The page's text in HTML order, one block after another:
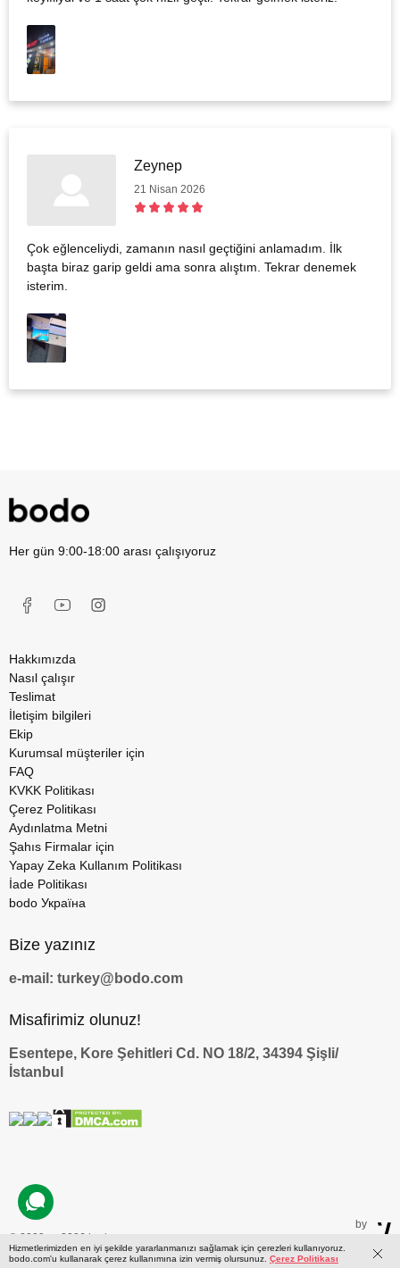
Zeynep
21 Nisan 2026
Çok eğlenceliydi, zamanın nasıl geçtiğini anlamadım. İlk
başta biraz garip geldi ama sonra alıştım. Tekrar denemek
isterim.
Her gün 9:00-18:00 arası çalışıyoruz
Hakkımızda
Nasıl çalışır
Teslimat
İletişim bilgileri
Ekip
Kurumsal müşteriler için
FAQ
KVKK Politikası
Çerez Politikası
Aydınlatma Metni
Şahıs Firmalar için
Yapay Zeka Kullanım Politikası
İade Politikası
bodo Україна
Bize yazınız
e-mail: turkey@bodo.com
Misafirimiz olunuz!
Esentepe, Kore Şehitleri Cd. NO 18/2, 34394 Şişli/
İstanbul
© 2009 — 2026 bodo.com
by
Hizmetlerimizden en iyi şekilde yararlanmanızı sağlamak için çerezleri kullanıyoruz.
bodo.com'u kullanarak çerez kullanımına izin vermiş olursunuz. Çerez Politikası